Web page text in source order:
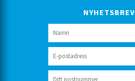
NYHETSBREV